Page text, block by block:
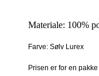
Materiale: 100%
Farve: Sølv Lurex
Prisen er for en